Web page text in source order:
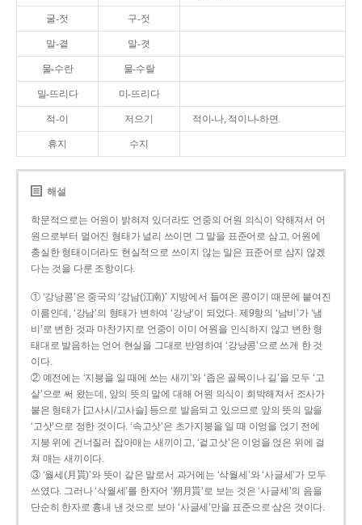
굴-젓 구-젓
말-곁 말-겻
물-수란 물-수랄
밀-뜨리다 미-뜨리다
적-이 저으기 적이-나, 적이나-하면.
휴지 수지
해설
학문적으로는 어원이 밝혀져 있더라도 언중의 어원 의식이 약해져서 어
원으로부터 멀어진 형태가 널리 쓰이면 그 말을 표준어로 삼고, 어원에
충실한 형태이더라도 현실적으로 쓰이지 않는 말은 표준어로 삼지 않겠
다는 것을 다룬 조항이다.
① ‘강낭콩’은 중국의 ‘강남(江南)’ 지방에서 들여온 콩이기 때문에 붙여진
이름인데, ‘강남’의 형태가 변하여 ‘강낭’이 되었다. 제9항의 ‘남비’가 ‘냄
비’로 변한 것과 마찬가지로 언중이 이미 어원을 인식하지 않고 변한 형
태대로 발음하는 언어 현실을 그대로 반영하여 ‘강낭콩’으로 쓰게 한 것
이다.
② 예전에는 ‘지붕을 일 때에 쓰는 새끼’와 ‘좁은 골목이나 길’을 모두 ‘고
샅’으로 써 왔는데, 앞의 뜻의 말에 대해 어원 의식이 희박해져서 조사가
붙은 형태가 [고사시/고사슬] 등으로 발음되고 있으므로 앞의 뜻의 말을
‘고삿’으로 정한 것이다. ‘속고삿’은 초가지붕을 일 때 이엉을 얹기 전에
지붕 위에 건너질러 잡아매는 새끼이고, ‘겉고삿’은 이엉을 얹은 위에 걸
쳐 매는 새끼이다.
③ ‘월세(月貰)’와 뜻이 같은 말로서 과거에는 ‘삭월세’와 ‘사글세’가 모두
쓰였다. 그러나 ‘삭월세’를 한자어 ‘朔月貰’로 보는 것은 ‘사글세’의 음을
단순히 한자로 흉내 낸 것으로 보아 ‘사글세’만을 표준으로 삼은 것이다.